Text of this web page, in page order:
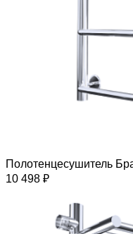
Полотенцесушитель
10 498 ₽